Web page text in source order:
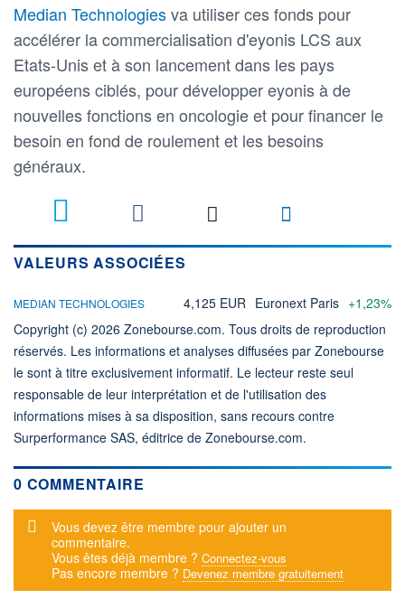
Median Technologiesva utiliser ces fonds pour
accélérer la commercialisation d'eyonis LCS aux
Etats-Unis et à son lancement dans les pays
européens ciblés, pour développer eyonis à de
nouvelles fonctions en oncologie et pour financer le
besoin en fond de roulement et les besoins
généraux.
VALEURS ASSOCIÉES
MEDIAN TECHNOLOGIES 4,125 EUR Euronext Paris +1,23%
Copyright (c) 2026 Zonebourse.com. Tous droits de reproduction
réservés. Les informations et analyses diffusées par Zonebourse
le sont à titre exclusivement informatif. Le lecteur reste seul
responsable de leur interprétation et de l'utilisation des
informations mises à sa disposition, sans recours contre
Surperformance SAS, éditrice de Zonebourse.com.
0 COMMENTAIRE
Message d'alerte
Vous devez être membre pour ajouter un
commentaire.
Vous êtes déjà membre ? Connectez-vous
Pas encore membre ? Devenez membre gratuitement